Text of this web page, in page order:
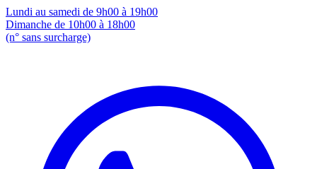
Lundi au samedi de 9h00 à 19h00
Dimanche de 10h00 à 18h00
(n° sans surcharge)